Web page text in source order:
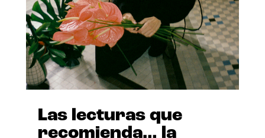
Las lecturas que
recomienda… la